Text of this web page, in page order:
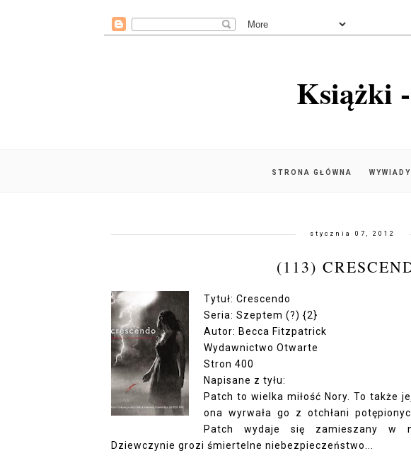
Książki
STRONA GŁÓWNA WYWIADY
stycznia 07, 2012
(113)
Tytuł: Crescendo
Seria: Szeptem (?) {2}
Autor: Becca Fitzpatrick
Wydawnictwo Otwarte
Stron 400
Napisane z tyłu:
Patch to wielka miłość Nory. To także
ona wyrwała go z otchłani
Patch wydaje się zamieszany w
Dziewczynie grozi śmiertelne niebezpieczeństwo...